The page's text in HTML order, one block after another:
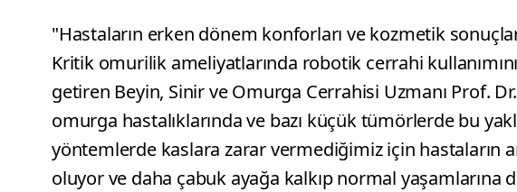
"Hastaların erken dönem konforları ve kozmetik
Kritik omurilik ameliyatlarında robotik cerrahi
getiren Beyin, Sinir ve Omurga Cerrahisi Uzmanı Prof.
omurga hastalıklarında ve bazı küçük tümörlerde bu
yöntemlerde kaslara zarar vermediğimiz için hastaların
oluyor ve daha çabuk ayağa kalkıp normal yaşamlarına